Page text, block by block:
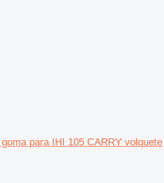
para IHI 105 CARRY volquete